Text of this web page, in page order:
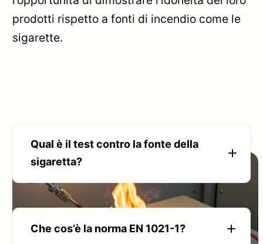
prodotti rispetto a fonti di incendio come le
sigarette.
Qual è il test contro la fonte della
sigaretta?
Che cos’è la norma EN 1021-1?